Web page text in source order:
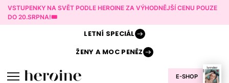
VSTUPENKY NA SVĚT PODLE HEROINE ZA VÝHODNĚJŠÍ CENU POUZE
DO 20.SRPNA!🎟️
E-SHOP
LETNÍ SPECIÁL
ŽENY AMOC PENĚZ